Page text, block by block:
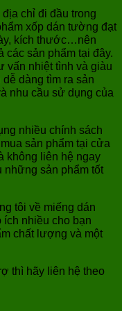
chỉ đi đầu trong
xốp dán tường đạt
kích thước…nên
các sản phẩm tại đây.
vấn nhiệt tình và giàu
dàng tìm ra sản
nhu cầu sử dụng của
nhiều chính sách
sản phẩm tại cửa
không liên hệ ngay
sản phẩm tốt
tôi về miếng dán
nhiều cho bạn
chất lượng và một
thì hãy liên hệ theo